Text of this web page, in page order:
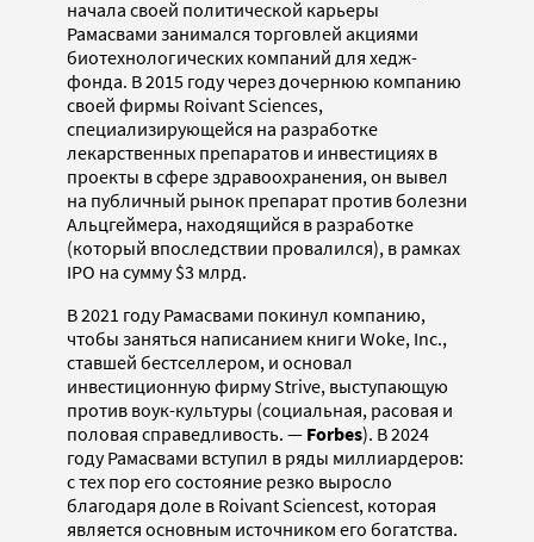
начала своей политической карьеры
Рамасвами занимался торговлей акциями
биотехнологических компаний для хедж-
фонда. В 2015 году через дочернюю компанию
своей фирмы Roivant Sciences,
специализирующейся на разработке
лекарственных препаратов и инвестициях в
проекты в сфере здравоохранения, он вывел
на публичный рынок препарат против болезни
Альцгеймера, находящийся в разработке
(который впоследствии провалился), в рамках
IPO на сумму $3 млрд.
В 2021 году Рамасвами покинул компанию,
чтобы заняться написанием книги Woke, Inc.,
ставшей бестселлером, и основал
инвестиционную фирму Strive, выступающую
против воук-культуры (социальная, расовая и
половая справедливость. — Forbes). В 2024
году Рамасвами вступил в ряды миллиардеров:
с тех пор его состояние резко выросло
благодаря доле в Roivant Sciencest, которая
является основным источником его богатства.